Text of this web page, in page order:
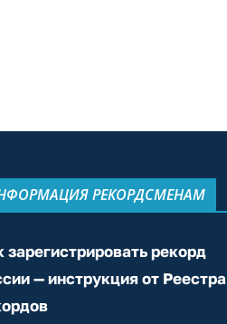
РЕКОРДСМЕНАМ
зарегистрировать рекорд
— инструкция от Реестра